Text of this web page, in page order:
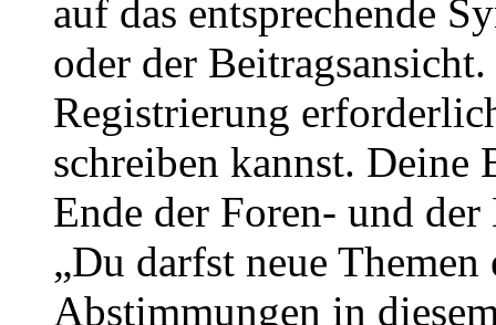
auf das entsprechende
oder der
Registrierung
schreiben kannst. Deine
Ende der Foren- und
„Du darfst neue
Abstimmungen in